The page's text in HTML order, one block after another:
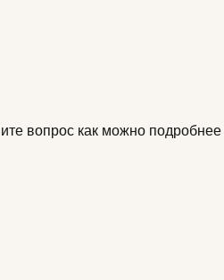
вопрос как можно